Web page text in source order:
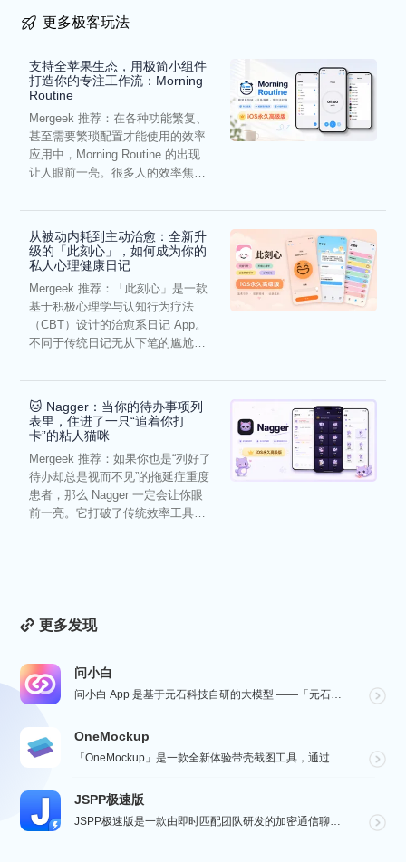
更多极客玩法
支持全苹果生态，用极简小组件
打造你的专注工作流：Morning
Routine
Mergeek 推荐：在各种功能繁复、
甚至需要繁琐配置才能使用的效率
应用中，Morning Routine 的出现
让人眼前一亮。很多人的效率焦
从被动内耗到主动治愈：全新升
级的「此刻心」，如何成为你的
私人心理健康日记
Mergeek 推荐：「此刻心」是一款
基于积极心理学与认知行为疗法
（CBT）设计的治愈系日记 App。
不同于传统日记无从下笔的尴尬，
🐱 Nagger：当你的待办事项列
表里，住进了一只“追着你打
卡”的粘人猫咪
Mergeek 推荐：如果你也是“列好了
待办却总是视而不见”的拖延症重度
患者，那么 Nagger 一定会让你眼
前一亮。它打破了传统效率工具冰
更多发现
问小白
问小白 App 是基于元石科技自研的大模型 ——「元石大模型」，所推出的 AI 智能助手应用，旨在为...
OneMockup
「OneMockup」是一款全新体验带壳截图工具，通过导入个人照片和丰富的设备模型，用户可以轻松创建...
JSPP极速版
JSPP极速版是一款由即时匹配团队研发的加密通信聊天软件，专为商务办公及社交交友设计。软件采用先进加...